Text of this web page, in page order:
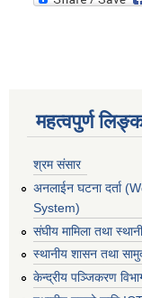
महत्वपुर्ण
श्रम संसार
अनलाईन घटना दर्ता
System)
संघीय मामिला तथा
स्थानीय शासन तथा
केन्द्रीय पञ्जिकरण